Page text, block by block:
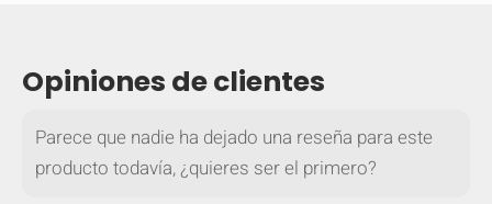
Opiniones de clientes
Parece que nadie ha dejado una reseña para este
producto todavía, ¿quieres ser el primero?